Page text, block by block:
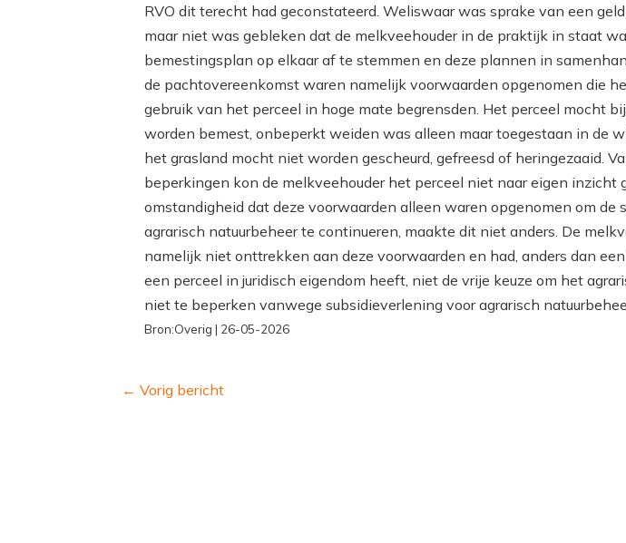
RVO dit terecht had geconstateerd. Weliswaar was sprake van een
maar niet was gebleken dat de melkveehouder in de praktijk in staat
bemestingsplan op elkaar af te stemmen en deze plannen in
de pachtovereenkomst waren namelijk voorwaarden opgenomen die
gebruik van het perceel in hoge mate begrensden. Het perceel mocht
worden bemest, onbeperkt weiden was alleen maar toegestaan in de
het grasland mocht niet worden gescheurd, gefreesd of heringezaaid.
beperkingen kon de melkveehouder het perceel niet naar eigen inzicht
omstandigheid dat deze voorwaarden alleen waren opgenomen om de
agrarisch natuurbeheer te continueren, maakte dit niet anders. De
namelijk niet onttrekken aan deze voorwaarden en had, anders dan
een perceel in juridisch eigendom heeft, niet de vrije keuze om het
niet te beperken vanwege subsidieverlening voor agrarisch
Bron:Overig | 26-05-2026
←Vorig bericht